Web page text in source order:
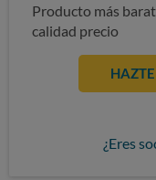
Producto más
calidad precio
¿Eres